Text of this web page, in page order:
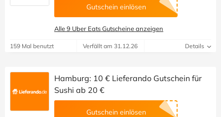
Gutschein einlösen
Alle 9 Uber Eats Gutscheine anzeigen
159 Mal benutzt Verfällt am 31.12.26 Details
Hamburg: 10 € Lieferando Gutschein für
Sushi ab 20 €
Gutschein einlösen